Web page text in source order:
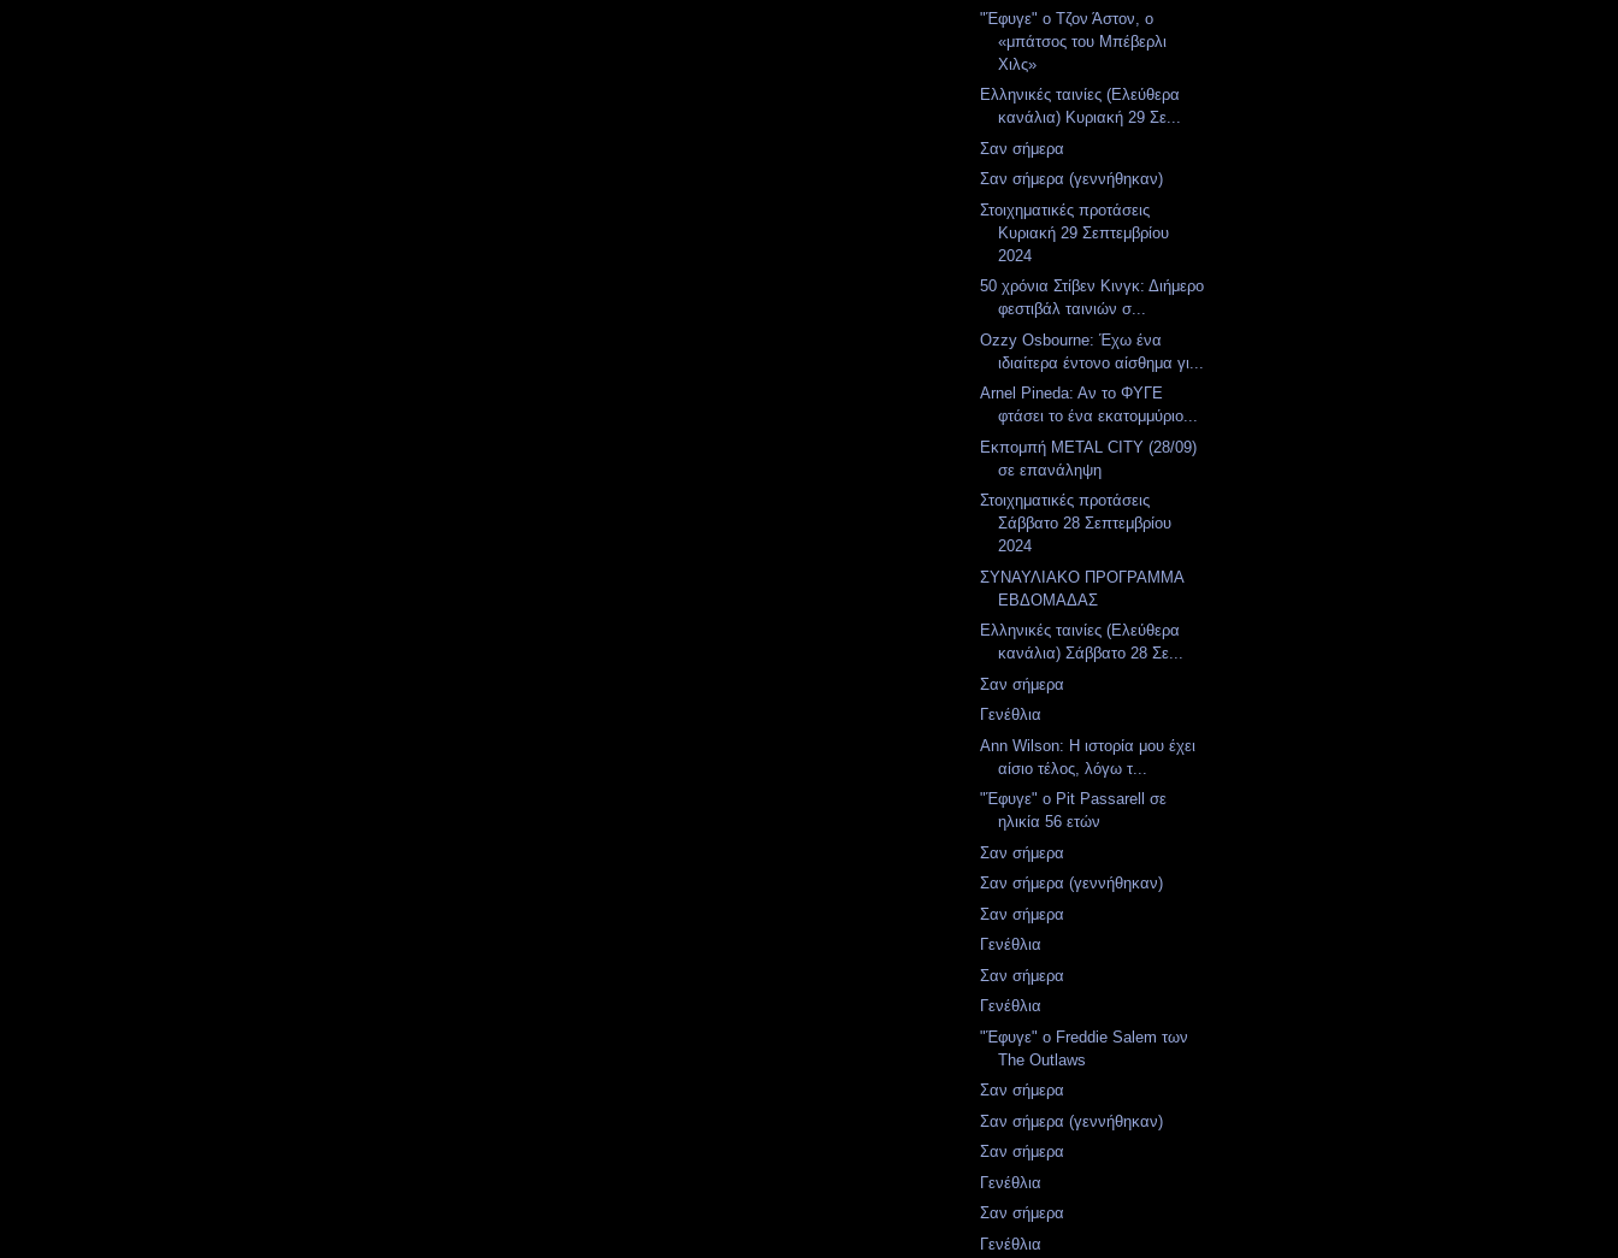
"Έφυγε" ο Τζον Άστον, ο
«μπάτσος του Μπέβερλι
Χιλς»
Ελληνικές ταινίες (Ελεύθερα
κανάλια) Κυριακή 29 Σε...
Σαν σήμερα
Σαν σήμερα (γεννήθηκαν)
Στοιχηματικές προτάσεις
Κυριακή 29 Σεπτεμβρίου
2024
50 χρόνια Στίβεν Κινγκ: Διήμερο
φεστιβάλ ταινιών σ...
Ozzy Osbourne: Έχω ένα
ιδιαίτερα έντονο αίσθημα γι...
Arnel Pineda: Aν το ΦΥΓΕ
φτάσει το ένα εκατομμύριο...
Εκπομπή METAL CITY (28/09)
σε επανάληψη
Στοιχηματικές προτάσεις
Σάββατο 28 Σεπτεμβρίου
2024
ΣΥΝΑΥΛΙΑΚΟ ΠΡΟΓΡΑΜΜΑ
ΕΒΔΟΜΑΔΑΣ
Ελληνικές ταινίες (Ελεύθερα
κανάλια) Σάββατο 28 Σε...
Σαν σήμερα
Γενέθλια
Ann Wilson: Η ιστορία μου έχει
αίσιο τέλος, λόγω τ...
"Έφυγε" ο Pit Passarell σε
ηλικία 56 ετών
Σαν σήμερα
Σαν σήμερα (γεννήθηκαν)
Σαν σήμερα
Γενέθλια
Σαν σήμερα
Γενέθλια
"Έφυγε" ο Freddie Salem των
The Outlaws
Σαν σήμερα
Σαν σήμερα (γεννήθηκαν)
Σαν σήμερα
Γενέθλια
Σαν σήμερα
Γενέθλια